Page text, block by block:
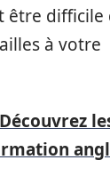
difficile
à votre
Découvrez